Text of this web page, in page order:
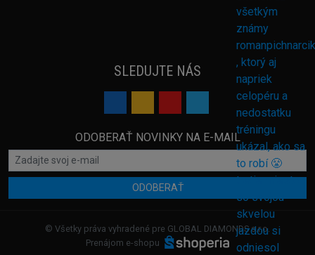
SLEDUJTE NÁS
ODOBERAŤ NOVINKY NA E-MAIL
ODOBERAŤ
© Všetky práva vyhradené pre GLOBAL DIAMONDS s.r.o.
Prenájom e-shopu